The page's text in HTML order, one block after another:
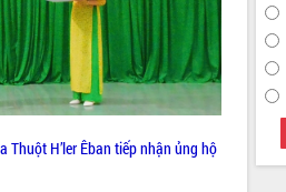
Thuột H’ler Êban tiếp nhận ủng hộ